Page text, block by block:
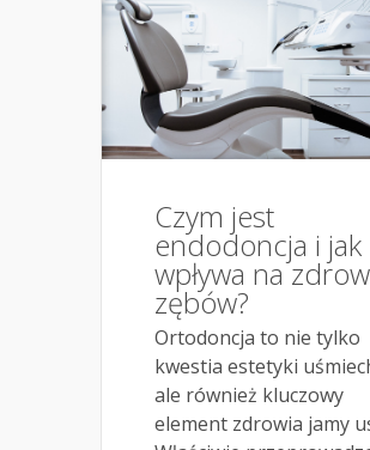
Czym jest
endodoncja i jak
wpływa na
zębów?
Ortodoncja to nie tylko
kwestia estetyki
ale również kluczowy
element zdrowia jamy